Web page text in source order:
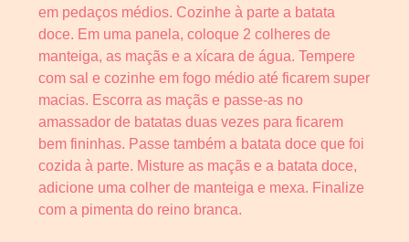
em pedaços médios. Cozinhe à parte a batata
doce. Em uma panela, coloque 2 colheres de
manteiga, as maçãs e a xícara de água. Tempere
com sal e cozinhe em fogo médio até ficarem super
macias. Escorra as maçãs e passe-as no
amassador de batatas duas vezes para ficarem
bem fininhas. Passe também a batata doce que foi
cozida à parte. Misture as maçãs e a batata doce,
adicione uma colher de manteiga e mexa. Finalize
com a pimenta do reino branca.